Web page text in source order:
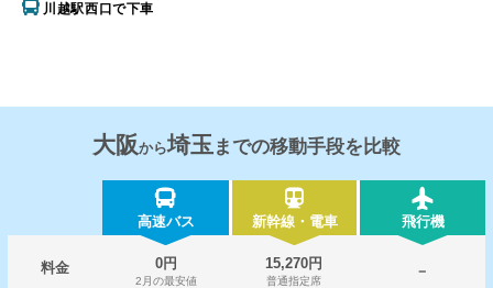
川越駅西口で下車
大阪から埼玉 までの移動手段を比較
高速バス 新幹線・電車 飛行機
料金 0円
2月の最安値
15,270円
普通指定席
－